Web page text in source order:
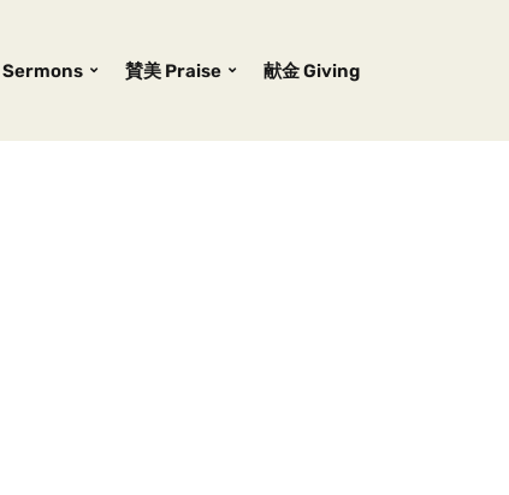
Sermons 賛美 Praise 献金 Giving